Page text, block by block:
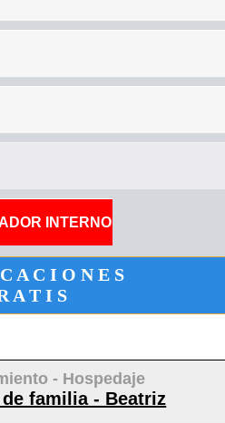
A C I O N E S
A T I S
- Hospedaje
familia - Beatriz